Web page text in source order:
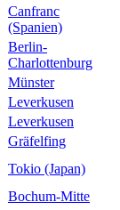
Canfranc
(Spanien)
Berlin-
Charlottenburg
Münster
Leverkusen
Leverkusen
Gräfelfing
Tokio (Japan)
Bochum-Mitte